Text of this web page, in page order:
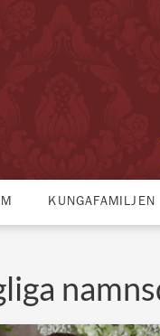
KUNGAFAMILJEN